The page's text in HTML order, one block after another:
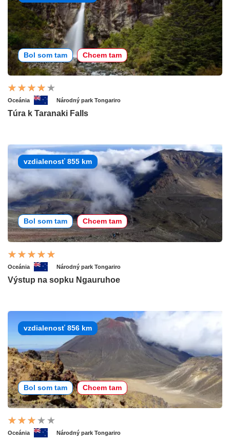
Bol som tam Chcem tam
Oceánia Národný park Tongariro
Túra k Taranaki Falls
vzdialenosť 855 km
Bol som tam Chcem tam
Oceánia Národný park Tongariro
Výstup na sopku Ngauruhoe
vzdialenosť 856 km
Bol som tam Chcem tam
Oceánia Národný park Tongariro